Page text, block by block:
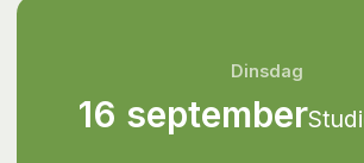
Dinsdag
16 september